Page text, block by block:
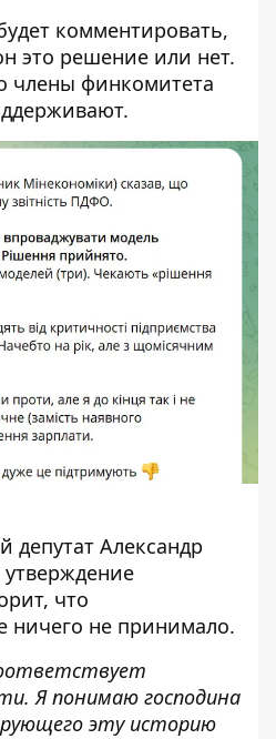
комментировать,
это решение или нет.
члены финкомитета
Александр
что
ничего не принимало.
. Я понимаю господина
эту историю